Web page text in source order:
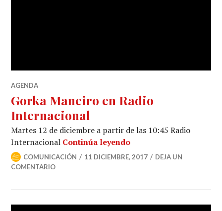
AGENDA
Gorka Maneiro en Radio
Internacional
Martes 12 de diciembre a partir de las 10:45 Radio
Internacional Continúa leyendo
COMUNICACIÓN 11 DICIEMBRE, 2017
DEJA UN
COMENTARIO